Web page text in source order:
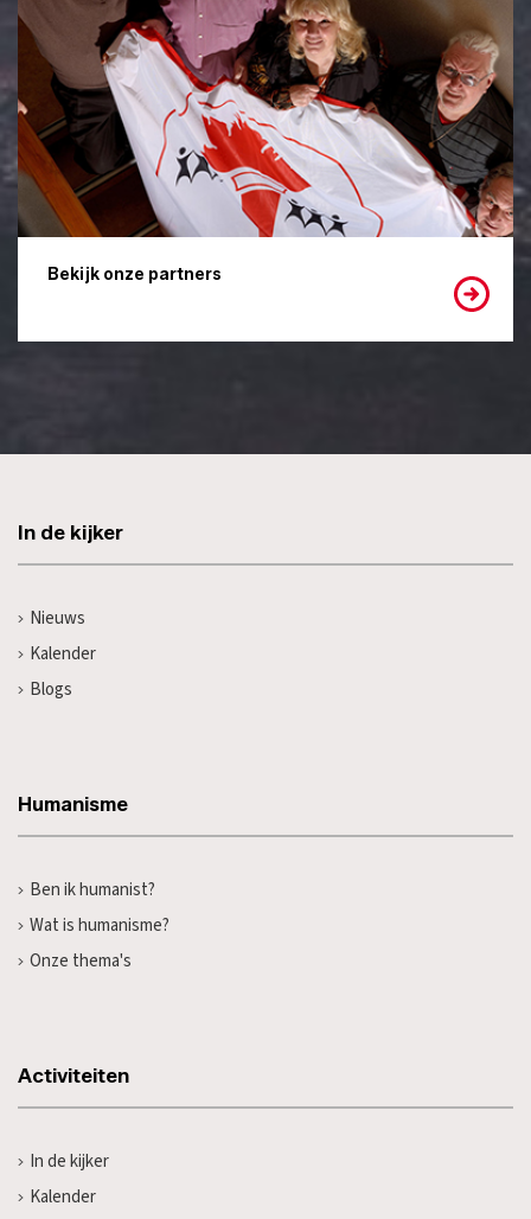
Bekijk onze partners
In de kijker
Nieuws
Kalender
Blogs
Humanisme
Ben ik humanist?
Wat is humanisme?
Onze thema's
Activiteiten
In de kijker
Kalender